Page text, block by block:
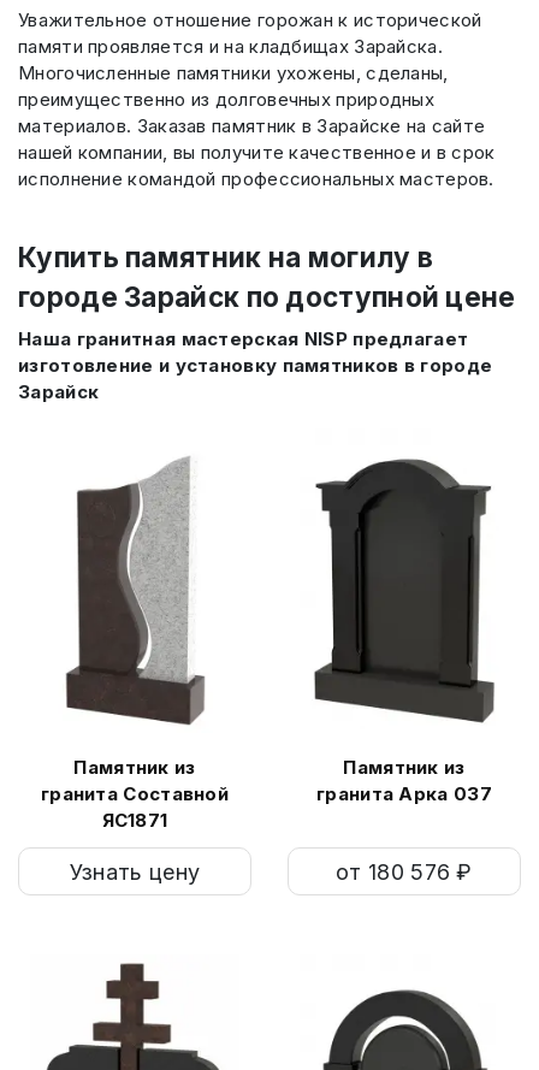
Уважительное отношение горожан к исторической
памяти проявляется и на кладбищах Зарайска.
Многочисленные памятники ухожены, сделаны,
преимущественно из долговечных природных
материалов. Заказав памятник в Зарайске на сайте
нашей компании, вы получите качественное и в срок
исполнение командой профессиональных мастеров.
Купить памятник на могилу в
городе Зарайск по доступной цене
Наша гранитная мастерская NISP предлагает
изготовление и установку памятников в городе
Зарайск
Памятник из
гранита Составной
ЯС1871
Узнать цену
Памятник из
гранита Арка 037
от 180 576 ₽